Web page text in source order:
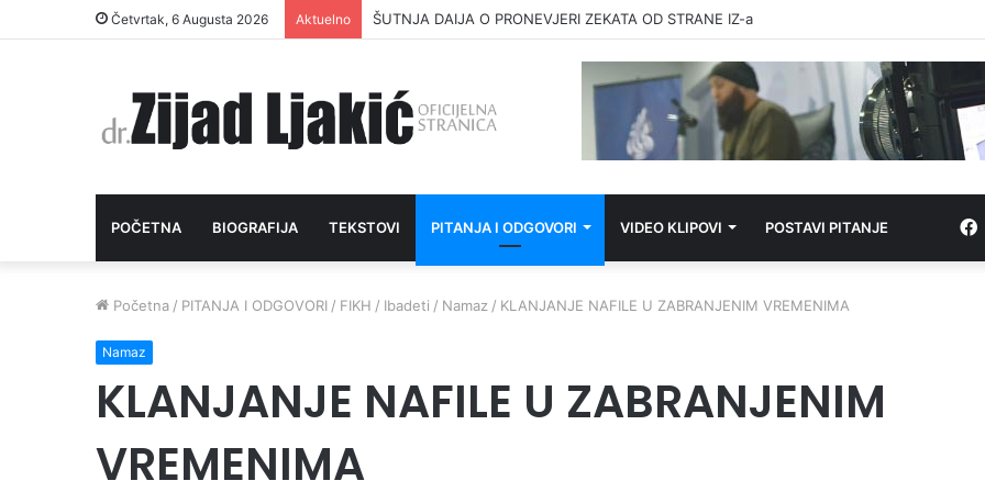
Četvrtak, 6 Augusta 2026 Aktuelno ŠUTNJA DAIJA O PRONEVJERI ZEKATA OD STRANE IZ-a
POČETNA BIOGRAFIJA TEKSTOVI PITANJA I ODGOVORI VIDEO KLIPOVI POSTAVI PITANJE
Početna / PITANJA I ODGOVORI / FIKH / Ibadeti / Namaz / KLANJANJE NAFILE U ZABRANJENIM VREMENIMA
Namaz
KLANJANJE NAFILE U ZABRANJENIM
VREMENIMA